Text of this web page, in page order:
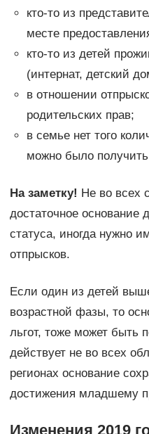
кто-то из
месте
кто-то из детей
(интернат, детский
в отношении
родительских прав;
в семье нет того
можно было получить
На заметку! Не во всех
достаточное основание
статуса, иногда нужно
отпрысков.
Если один из детей
возрастной фазы, то
льгот, тоже может быть
действует не во всех
регионах основание
достижения младшему
Изменения 2019